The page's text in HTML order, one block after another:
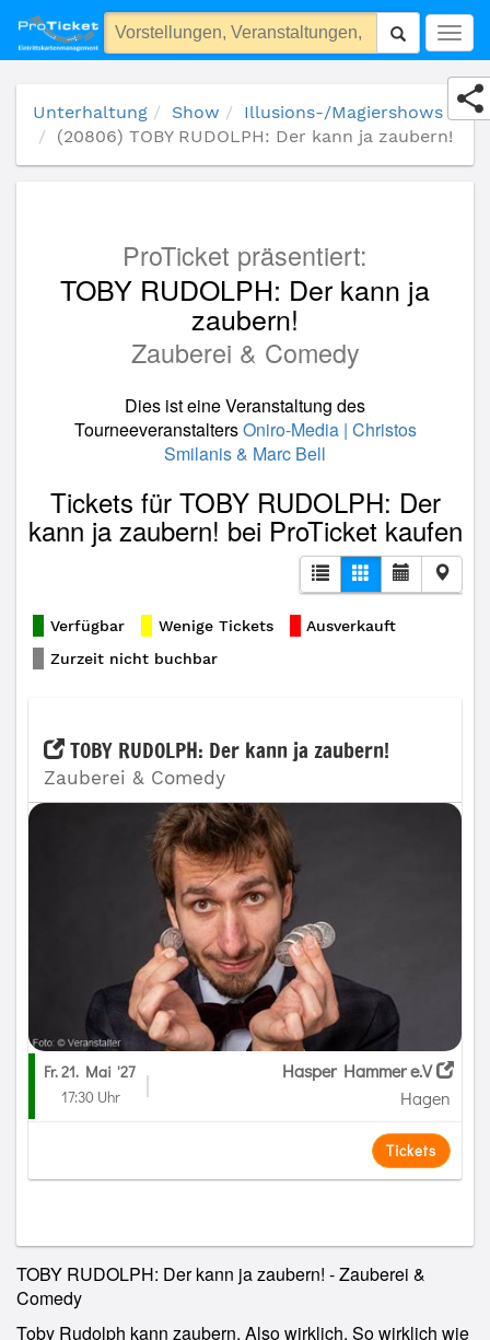
(20806) TOBY RUDOLPH: Der kann ja zaubern!
Unterhaltung Show
Illusions-/Magiershows
(20806) TOBY RUDOLPH: Der kann ja zaubern!
ProTicket präsentiert:
TOBY RUDOLPH: Der kann ja
zaubern!
Zauberei & Comedy
Dies ist eine Veranstaltung des
TourneeveranstaltersOniro-Media | Christos
Smilanis & Marc Bell
Tickets für TOBY RUDOLPH: Der
kann ja zaubern! bei ProTicket kaufen
Verfügbar Wenige Tickets
Ausverkauft
Zurzeit nicht buchbar
TOBY RUDOLPH: Der kann ja zaubern!
Zauberei & Comedy
Fr. 21. Mai '27
17:30 Uhr
Hasper Hammer e.V
Hagen
Tickets
TOBY RUDOLPH: Der kann ja zaubern! - Zauberei &
Comedy
Toby Rudolph kann zaubern. Also wirklich. So wirklich wie